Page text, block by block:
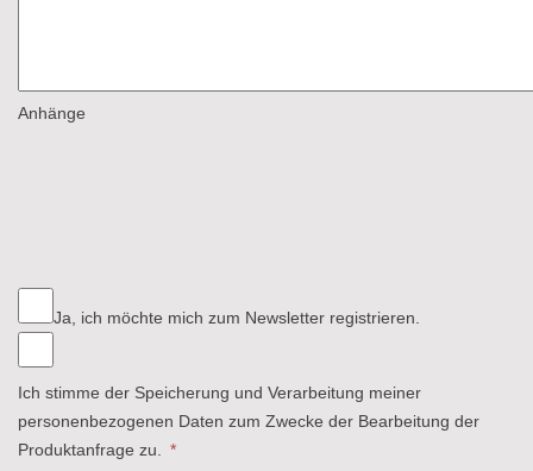
Anhänge
Ja, ich möchte mich zum Newsletter registrieren.
Ich stimme der Speicherung und Verarbeitung meiner
personenbezogenen Daten zum Zwecke der Bearbeitung der
Produktanfrage zu.
*